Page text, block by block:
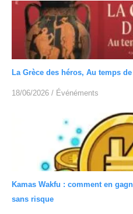
La Grèce des héros, Au temps
18/06/2026 / Événéments
Kamas Wakfu : comment en
sans risque